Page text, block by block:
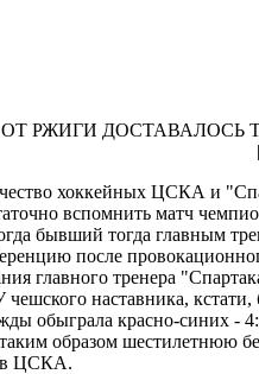
РЖИГИ ДОСТАВАЛОСЬ
хоккейных ЦСКА и
вспомнить матч
бывший тогда главным
после
главного тренера
наставника, кстати,
обыграла красно-синих -
образом шестилетнюю
ЦСКА.